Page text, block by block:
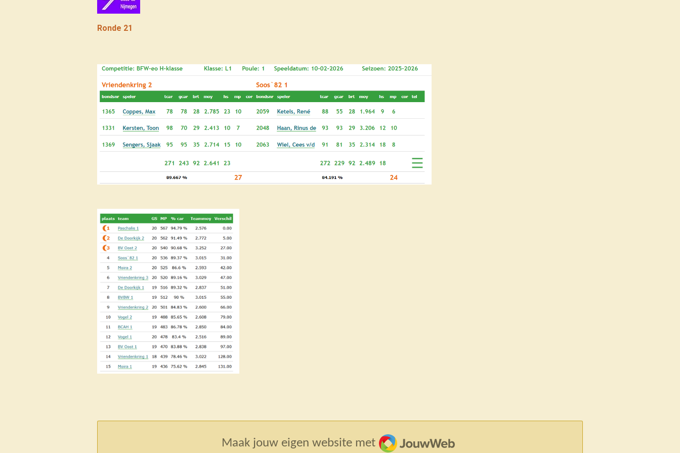
Ronde 21
Maak jouw eigen website met JouwWeb